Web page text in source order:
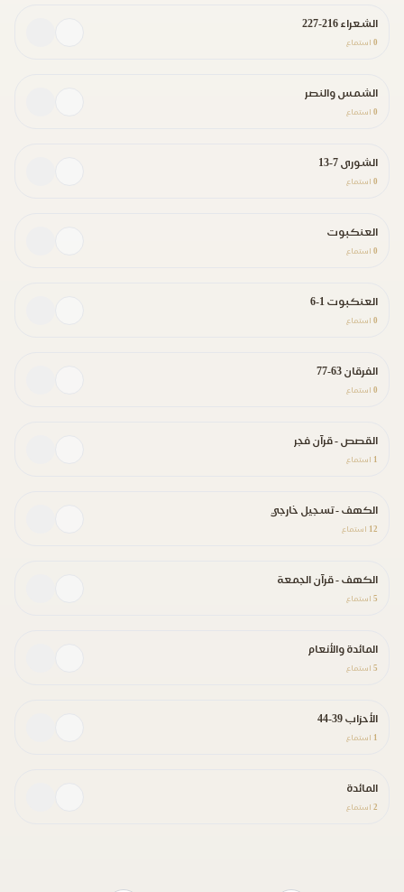
الشعراء 216-227
0 استماع
الشمس والنصر
0 استماع
الشورى 7-13
0 استماع
العنكبوت
0 استماع
العنكبوت 1-6
0 استماع
الفرقان 63-77
0 استماع
القصص - قرآن فجر
1 استماع
الكهف - تسجيل خارجي
12 استماع
الكهف - قرآن الجمعة
5 استماع
المائدة والأنعام
5 استماع
الأحزاب 39-44
1 استماع
المائدة
2 استماع